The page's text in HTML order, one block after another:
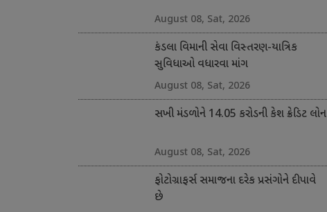
August 08, Sat, 2026
કંડલા વિમાની સેવા વિસ્તરણ-યાત્રિક
સુવિધાઓ વધારવા માંગ
August 08, Sat, 2026
સખી મંડળોને 14.05 કરોડની કેશ ક્રેડિટ લોન
August 08, Sat, 2026
ફોટોગ્રાફર્સ સમાજના દરેક પ્રસંગોને દીપાવે
છે